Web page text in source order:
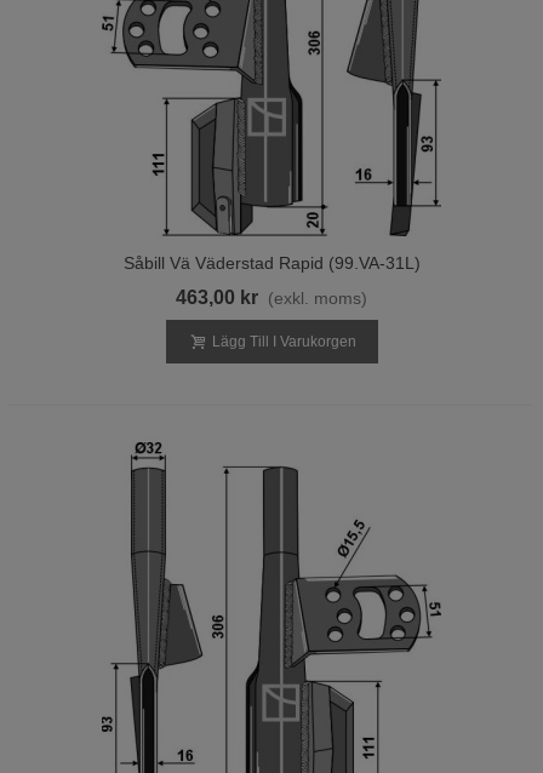
Såbill Vä Väderstad Rapid (99.VA-31L)
463,00 kr (exkl. moms)
Lägg Till I Varukorgen